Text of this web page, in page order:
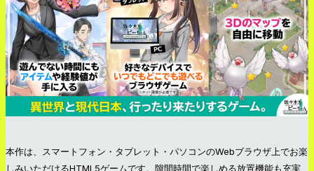
本作は、スマートフォン・タブレット・パソコンのWebブラウザ上でお楽
しみいただけるHTML5ゲームです。隙間時間で楽しめる放置機能も充実